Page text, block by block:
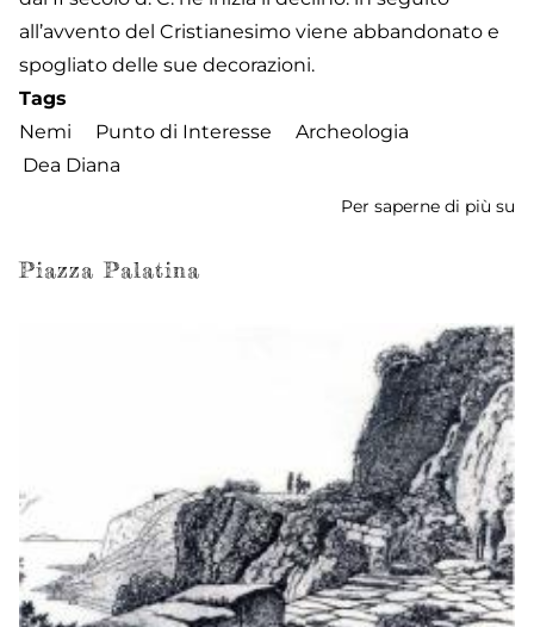
all’avvento del Cristianesimo viene abbandonato e
spogliato delle sue decorazioni.
Tags
Nemi
Punto di Interesse
Archeologia
Dea Diana
Per saperne di più su
Piazza Palatina